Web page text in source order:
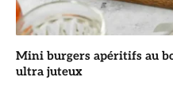
Mini burgers apéritifs au
ultra juteux